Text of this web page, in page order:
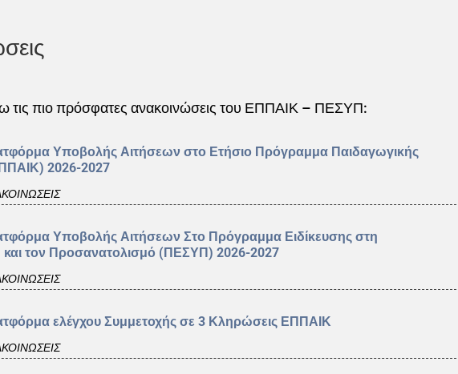
τις πιο πρόσφατες ανακοινώσεις του ΕΠΠΑΙΚ – ΠΕΣΥΠ:
Υποβολής Αιτήσεων στο Ετήσιο Πρόγραμμα Παιδαγωγικής
2026-2027
Υποβολής Αιτήσεων Στο Πρόγραμμα Ειδίκευσης στη
και τον Προσανατολισμό (ΠΕΣΥΠ) 2026-2027
ελέγχου Συμμετοχής σε 3 Κληρώσεις ΕΠΠΑΙΚ